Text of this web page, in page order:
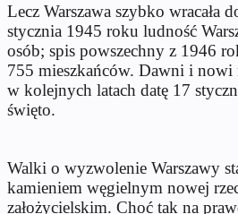
Lecz Warszawa szybko wracała
stycznia 1945 roku ludność
osób; spis powszechny z 1946
755 mieszkańców. Dawni i nowi
w kolejnych latach datę 17
święto.
Walki o wyzwolenie Warszawy
kamieniem węgielnym nowej
założycielskim. Choć tak na